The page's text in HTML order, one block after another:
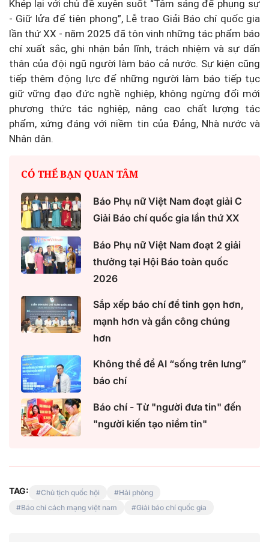
Khép lại với chủ đề xuyên suốt “Tâm sáng để phụng sự
- Giữ lửa để tiên phong”, Lễ trao Giải Báo chí quốc gia
lần thứ XX - năm 2025 đã tôn vinh những tác phẩm báo
chí xuất sắc, ghi nhận bản lĩnh, trách nhiệm và sự dấn
thân của đội ngũ người làm báo cả nước. Sự kiện cũng
tiếp thêm động lực để những người làm báo tiếp tục
giữ vững đạo đức nghề nghiệp, không ngừng đổi mới
phương thức tác nghiệp, nâng cao chất lượng tác
phẩm, xứng đáng với niềm tin của Đảng, Nhà nước và
Nhân dân.
CÓ THỂ BẠN QUAN TÂM
Báo Phụ nữ Việt Nam đoạt giải C
Giải Báo chí quốc gia lần thứ XX
Báo Phụ nữ Việt Nam đoạt 2 giải
thưởng tại Hội Báo toàn quốc
2026
Sắp xếp báo chí để tinh gọn hơn,
mạnh hơn và gần công chúng
hơn
Không thể để AI “sống trên lưng”
báo chí
Báo chí - Từ "người đưa tin" đến
"người kiến tạo niềm tin"
TAG: Chủ tịch quốc hội
Hải phòng
Báo chí cách mạng việt nam
Giải báo chí quốc gia